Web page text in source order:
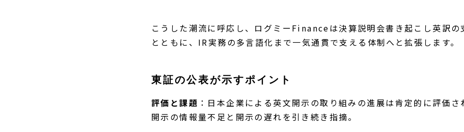
こうした潮流に呼応し、ログミーFinanceは決算説明会書き起こし英訳の
とともに、IR実務の多言語化まで一気通貫で支える体制へと拡張します。
東証の公表が示すポイント
評価と課題 ：日本企業による英文開示の取り組みの進展は肯定的に評価さ
開示の情報量不足と開示の遅れを引き続き指摘。